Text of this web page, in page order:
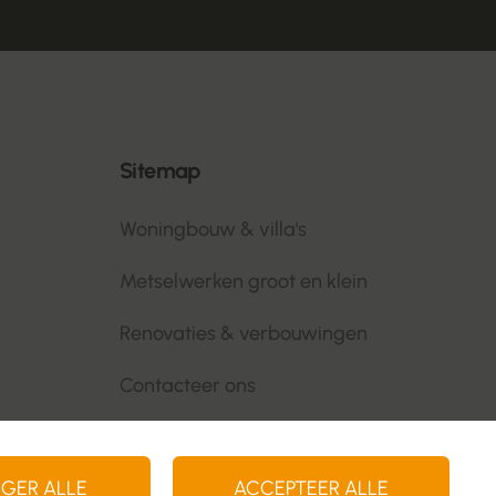
Sitemap
Woningbouw & villa's
Metselwerken groot en klein
Renovaties & verbouwingen
Contacteer ons
ALLE ACCEPTEER ALLE